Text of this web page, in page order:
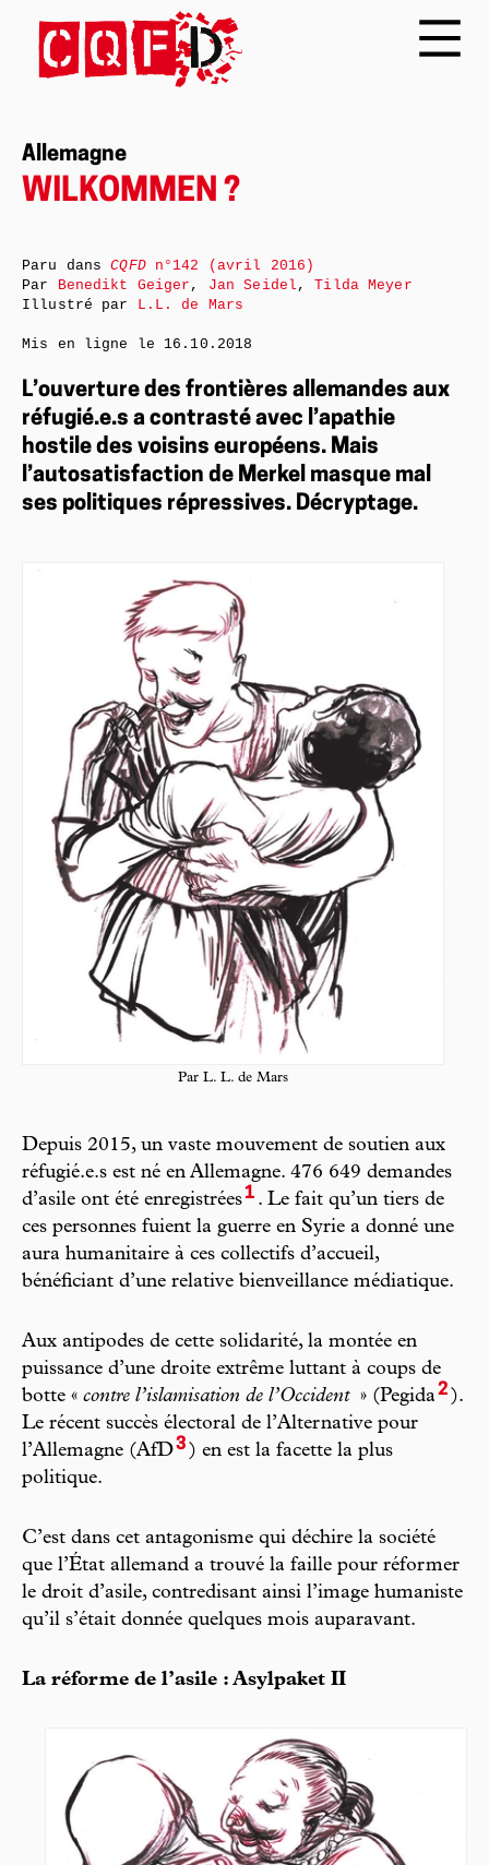
Allemagne
WILKOMMEN ?
L’ouverture des frontières allemandes aux
réfugié.e.s a contrasté avec l’apathie
hostile des voisins européens. Mais
l’autosatisfaction de Merkel masque mal
ses politiques répressives. Décryptage.
Par L. L. de Mars
Depuis 2015, un vaste mouvement de soutien aux
réfugié.e.s est né en Allemagne. 476 649 demandes
d’asile ont été enregistrées1 . Le fait qu’un tiers de
ces personnes fuient la guerre en Syrie a donné une
aura humanitaire à ces collectifs d’accueil,
bénéficiant d’une relative bienveillance médiatique.
Aux antipodes de cette solidarité, la montée en
puissance d’une droite extrême luttant à coups de
botte « contre l’islamisation de l’Occident » (Pegida2 ).
Le récent succès électoral de l’Alternative pour
l’Allemagne (AfD3 ) en est la facette la plus
politique.
C’est dans cet antagonisme qui déchire la société
que l’État allemand a trouvé la faille pour réformer
le droit d’asile, contredisant ainsi l’image humaniste
qu’il s’était donnée quelques mois auparavant.
La réforme de l’asile : Asylpaket II
Paru dansCQFDn°142 (avril 2016)
Par Benedikt Geiger , Jan Seidel ,Tilda Meyer
Illustré par L.L. de Mars
Mis en ligne le 16.10.2018